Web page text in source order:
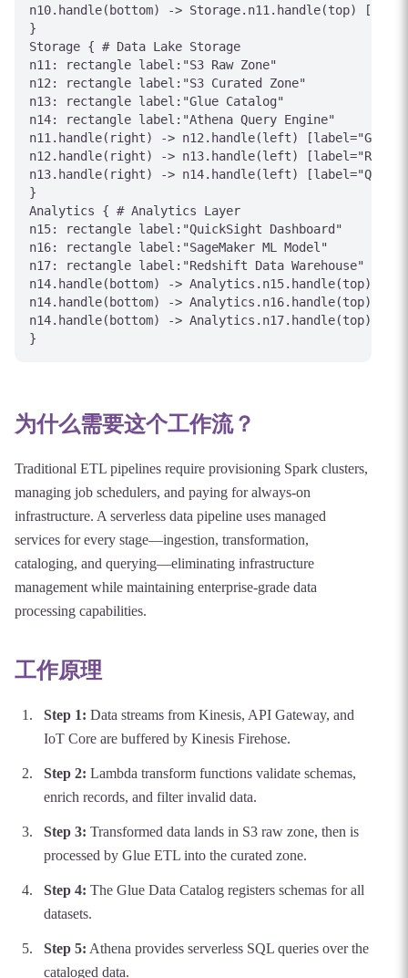
n10.handle(bottom) -> Storage.n11.handle(top)
}
Storage { # Data Lake Storage
n11: rectangle label:"S3 Raw Zone"
n12: rectangle label:"S3 Curated Zone"
n13: rectangle label:"Glue Catalog"
n14: rectangle label:"Athena Query Engine"
n11.handle(right) -> n12.handle(left) [label="Glue
n12.handle(right) -> n13.handle(left)
n13.handle(right) -> n14.handle(left)
}
Analytics { # Analytics Layer
n15: rectangle label:"QuickSight Dashboard"
n16: rectangle label:"SageMaker ML Model"
n17: rectangle label:"Redshift Data Warehouse"
n14.handle(bottom) -> Analytics.n15.handle(top)
n14.handle(bottom) -> Analytics.n16.handle(top)
n14.handle(bottom) -> Analytics.n17.handle(top)
为什么需要这个工作流？
Traditional ETL pipelines require provisioning Spark clusters,
managing job schedulers, and paying for always-on
infrastructure. A serverless data pipeline uses managed
services for every stage—ingestion, transformation,
cataloging, and querying—eliminating infrastructure
management while maintaining enterprise-grade data
processing capabilities.
工作原理
Step 1: Data streams from Kinesis, API Gateway, and
IoT Core are buffered by Kinesis Firehose.
Step 2: Lambda transform functions validate schemas,
enrich records, and filter invalid data.
Step 3: Transformed data lands in S3 raw zone, then is
processed by Glue ETL into the curated zone.
Step 4: The Glue Data Catalog registers schemas for all
datasets.
Step 5: Athena provides serverless SQL queries over the
cataloged data.